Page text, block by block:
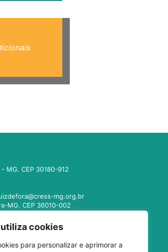
cookies
para personalizar e aprimorar a
MG. CEP 30180-912
mg.org.br
MG. CEP 36010-002
- MG. CEP 39400-104